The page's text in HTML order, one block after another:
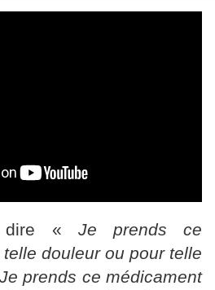
dire « Je prends ce
douleur ou pour telle
Je prends ce médicament